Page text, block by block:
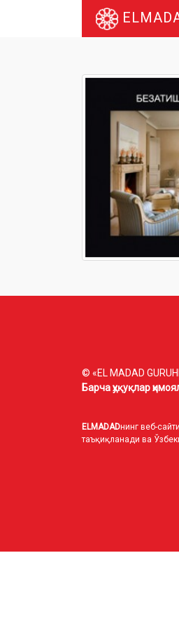
© «EL MADAD
Барча ҳуқуқлар
ELMADADнинг веб-
таъқиқланади ва